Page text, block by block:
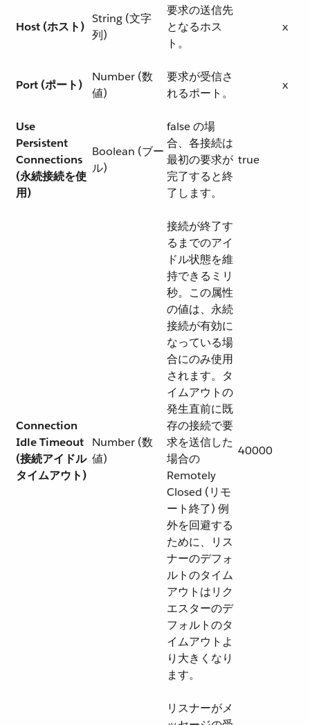
Host (ホスト)
String (文字
列)
要求の送信先
となるホス
ト。
x
Port (ポート)
Number (数
値)
要求が受信さ
れるポート。
x
Use
Persistent
Connections
(永続接続を使
用)
Boolean (ブー
ル)
false の場
合、各接続は
最初の要求が
完了すると終
了します。
true
Connection
Idle Timeout
(接続アイドル
タイムアウト)
Number (数
値)
接続が終了す
るまでのアイ
ドル状態を維
持できるミリ
秒。この属性
の値は、永続
接続が有効に
なっている場
合にのみ使用
されます。タ
イムアウトの
発生直前に既
存の接続で要
求を送信した
場合の
Remotely
Closed (リモ
ート終了) 例
外を回避する
ために、リス
ナーのデフォ
ルトのタイム
アウトはリク
エスターのデ
フォルトのタ
イムアウトよ
り大きくなり
ます。
40000
リスナーがメ